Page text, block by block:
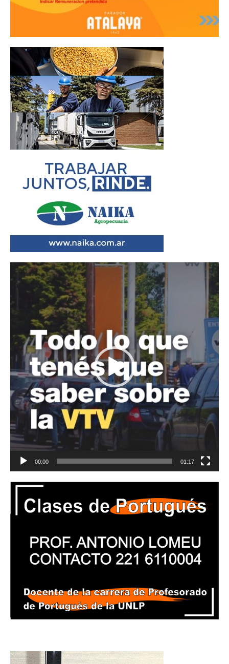
Reproductor
de
vídeo
00:00 01:17